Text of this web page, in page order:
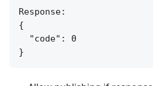
Response:
{
  "code": 0